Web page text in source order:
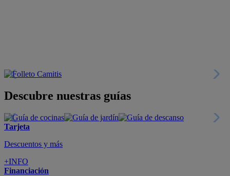
Descubre nuestras guías
Tarjeta
Descuentos y más
+INFO
Financiación